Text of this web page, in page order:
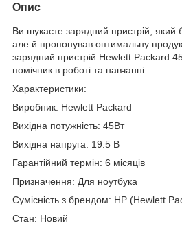
Опис
Ви шукаєте зарядний пристрій, який
але й пропонував оптимальну
зарядний пристрій Hewlett Packard
помічник в роботі та навчанні.
Характеристики:
Виробник: Hewlett Packard
Вихідна потужність: 45Вт
Вихідна напруга: 19.5 В
Гарантійний термін: 6 місяців
Призначення: Для ноутбука
Сумісність з брендом: HP (Hewlett
Стан: Новий